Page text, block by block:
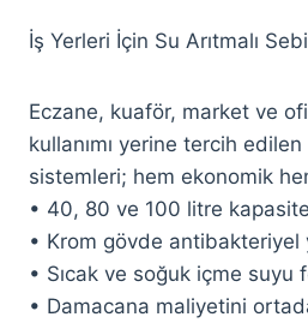
İş Yerleri İçin Su Arıtmalı
Eczane, kuaför, market ve
kullanımı yerine tercih edilen
sistemleri; hem ekonomik
• 40, 80 ve 100 litre
• Krom gövde antibakteriyel
• Sıcak ve soğuk içme suyu
• Damacana maliyetini